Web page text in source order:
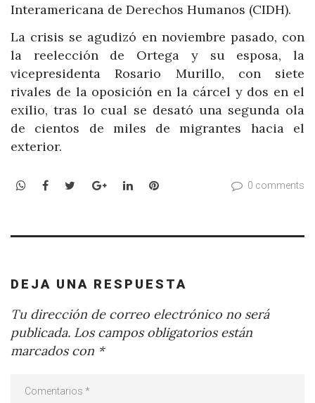
Interamericana de Derechos Humanos (CIDH).
La crisis se agudizó en noviembre pasado, con
la reelección de Ortega y su esposa, la
vicepresidenta Rosario Murillo, con siete
rivales de la oposición en la cárcel y dos en el
exilio, tras lo cual se desató una segunda ola
de cientos de miles de migrantes hacia el
exterior.
WhatsApp
Facebook
TwitterGoogle+LinkedInPinterest 0 comments
DEJA UNA RESPUESTA
Tu dirección de correo electrónico no será
publicada. Los campos obligatorios están
marcados con *